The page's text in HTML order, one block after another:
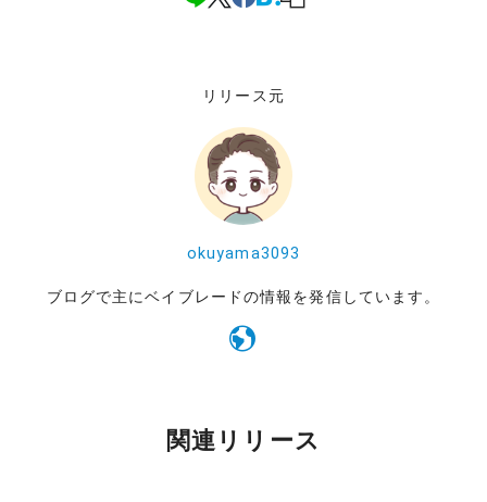
リリース元
okuyama3093
ブログで主にベイブレードの情報を発信しています。
関連リリース